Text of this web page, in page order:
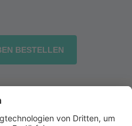
BESTELLEN